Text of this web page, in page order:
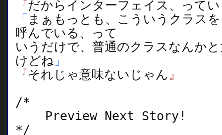
『だからインターフェイス、って
「 まぁもっとも、こういうクラス
呼んでいる、って
いうだけで、普通のクラスなんか
けどね 」
『それじゃ意味ないじゃん 』
/*
Preview Next Story!
*/